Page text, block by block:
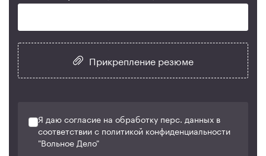
Прикрепление резюме
Я даю согласие на обработку перс. данных в
соответствии с политикой конфиденциальности
"Вольное Дело"